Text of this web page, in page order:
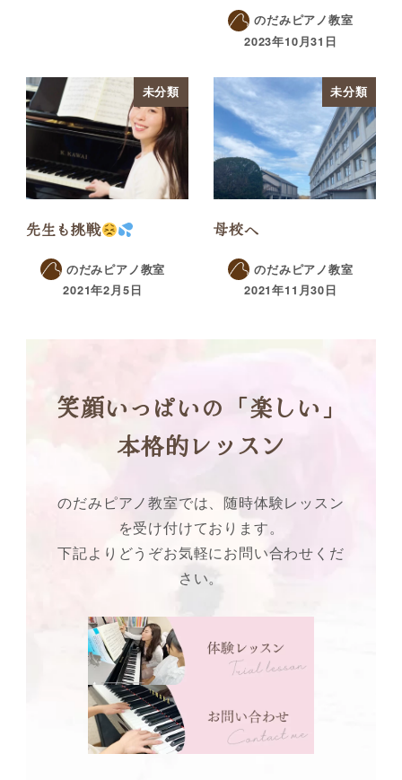
のだみピアノ教室
2023年10月31日
未分類
先生も挑戦
のだみピアノ教室
2021年2月5日
未分類
母校へ
のだみピアノ教室
2021年11月30日
笑顔いっぱいの「楽しい」
本格的レッスン
のだみピアノ教室では、随時体験レッスン
を受け付けております。
下記よりどうぞお気軽にお問い合わせくだ
さい。